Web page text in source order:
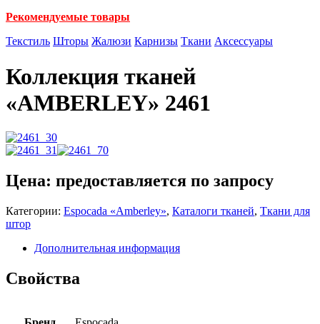
Рекомендуемые товары
Текстиль Шторы Жалюзи Карнизы Ткани Аксессуары
Коллекция тканей
«AMBERLEY» 2461
Цена: предоставляется по запросу
Категории: Espocadа «Amberley», Каталоги тканей, Ткани для
штор
Дополнительная информация
Свойства